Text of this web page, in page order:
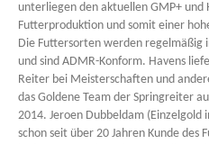
unterliegen den aktuellen GMP+ und
Futterproduktion und somit einer
Die Futtersorten werden regelmäßig
und sind ADMR-Konform. Havens
Reiter bei Meisterschaften und
das Goldene Team der Springreiter
2014. Jeroen Dubbeldam (Einzelgold
schon seit über 20 Jahren Kunde des